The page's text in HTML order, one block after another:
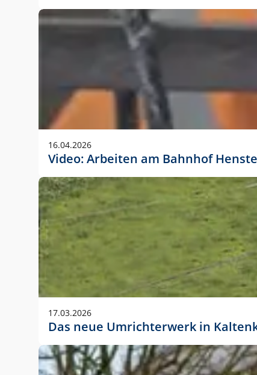
Anwendungsgröße im Layout:
Die Logohöhe beträgt 4 – 10 % der jeweiligen
folgende fest definierte Anwendungsgrößen im
DIN A3 – 15 mm hoch (5 %)
DIN A1 – 39 mm hoch (5 %)
DIN lang – 10 mm hoch (5 %)
1080 x 1080 px – 78 px hoch (7 %)
In Ausnahmefällen darf das Logo jedoch
stets der vorherigen Absprache mit der
16.04.2026
Video: Arbeiten am Bahnhof
17.03.2026
Das neue Umrichterwerk in